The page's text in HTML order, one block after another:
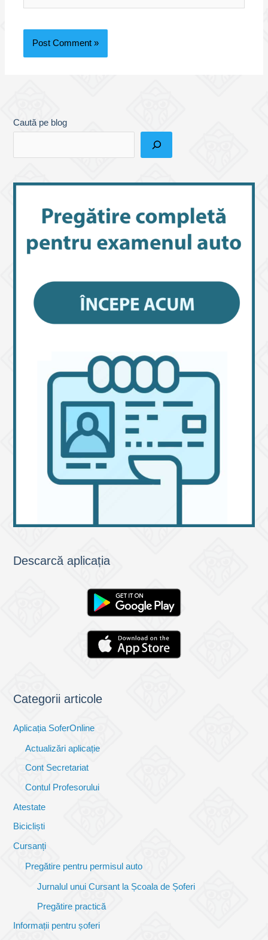
Caută pe blog
Descarcă aplicația
Categorii articole
Aplicația SoferOnline
Actualizări aplicație
Cont Secretariat
Contul Profesorului
Atestate
Bicicliști
Cursanți
Pregătire pentru permisul auto
Jurnalul unui Cursant la Școala de Șoferi
Pregătire practică
Informații pentru șoferi